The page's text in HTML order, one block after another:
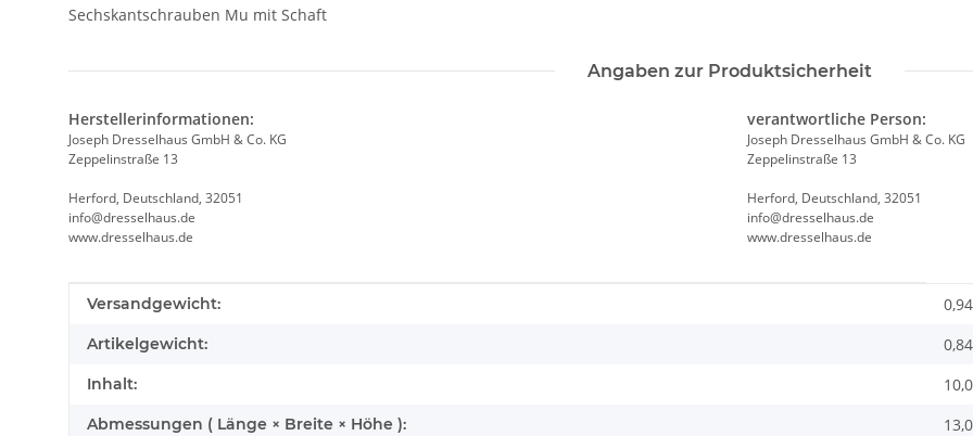
Sechskantschrauben Mu mit Schaft
Angaben zur Produktsicherheit
Herstellerinformationen:
Joseph Dresselhaus GmbH & Co. KG
Zeppelinstraße 13
Herford, Deutschland, 32051
info@dresselhaus.de
www.dresselhaus.de
verantwortliche Person:
Joseph Dresselhaus GmbH & Co. KG
Zeppelinstraße 13
Herford, Deutschland, 32051
info@dresselhaus.de
www.dresselhaus.de
Produkteigenschaft
Wert
Versandgewicht:
Artikelgewicht: 0,84
Inhalt:
Abmessungen ( Länge × Breite × Höhe ):